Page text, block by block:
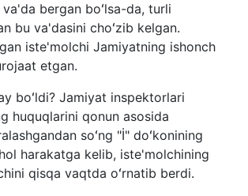
bergan boʻlsa-da, turli
bu va'dasini choʻzib kelgan.
iste'molchi Jamiyatning ishonch
etgan.
boʻldi? Jamiyat inspektorlari
huquqlarini qonun asosida
soʻng "İ" doʻkonining
harakatga kelib, iste'molchining
qisqa vaqtda oʻrnatib berdi.